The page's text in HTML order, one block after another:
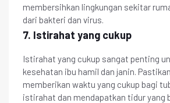
membersihkan lingkungan sekitar
dari bakteri dan virus.
7. Istirahat yang cukup
Istirahat yang cukup sangat penting
kesehatan ibu hamil dan janin.
memberikan waktu yang cukup bagi
istirahat dan mendapatkan tidur yang